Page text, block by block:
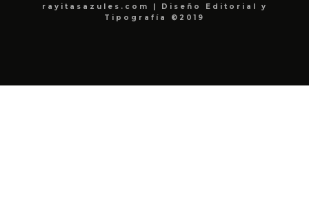
rayitasazules.com | Diseño Editorial y
Tipografía ©2019